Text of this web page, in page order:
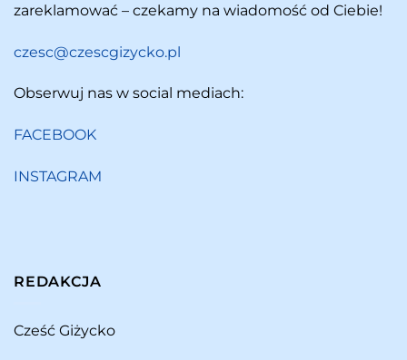
zareklamować – czekamy na wiadomość od Ciebie!
czesc@czescgizycko.pl
Obserwuj nas w social mediach:
FACEBOOK
INSTAGRAM
REDAKCJA
Cześć Giżycko